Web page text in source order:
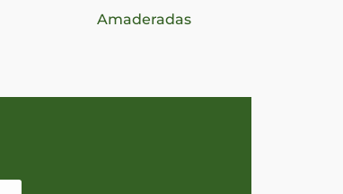
Amaderadas